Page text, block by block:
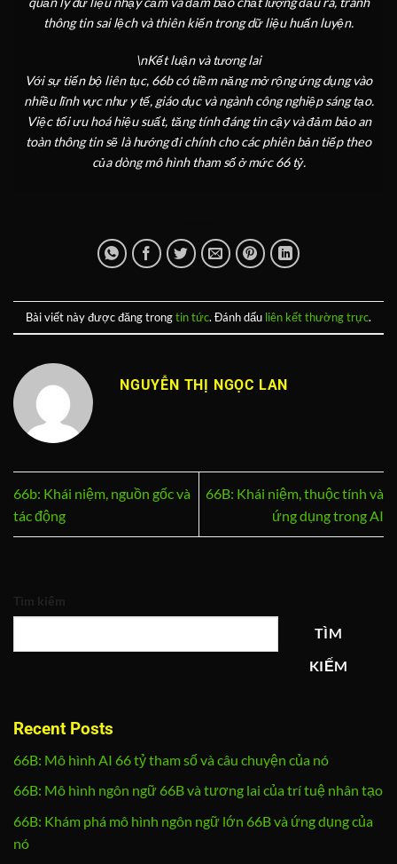
thông tin sai lệch và thiên kiến trong dữ liệu huấn luyện.
\nKết luận và tương lai
Với sự tiến bộ liên tục, 66b có tiềm năng mở rộng ứng dụng vào
nhiều lĩnh vực như y tế, giáo dục và ngành công nghiệp sáng tạo.
Việc tối ưu hoá hiệu suất, tăng tính đáng tin cậy và đảm bảo an
toàn thông tin sẽ là hướng đi chính cho các phiên bản tiếp theo
của dòng mô hình tham số ở mức 66 tỷ.
Bài viết này được đăng trongtin tức. Đánh dấu liên kết thường trực.
NGUYỄN THỊ NGỌC LAN
66b: Khái niệm, nguồn gốc và
tác động
66B: Khái niệm, thuộc tính và
ứng dụng trong AI
Tìm kiếm
TÌM
KIẾM
Recent Posts
66B: Mô hình AI 66 tỷ tham số và câu chuyện của nó
66B: Mô hình ngôn ngữ 66B và tương lai của trí tuệ nhân tạo
66B: Khám phá mô hình ngôn ngữ lớn 66B và ứng dụng của
nó